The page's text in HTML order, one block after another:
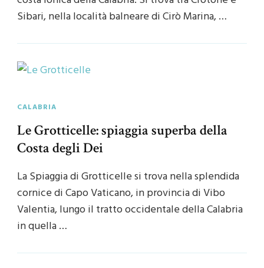
Sibari, nella località balneare di Cirò Marina, …
CALABRIA
Le Grotticelle: spiaggia superba della
Costa degli Dei
La Spiaggia di Grotticelle si trova nella splendida
cornice di Capo Vaticano, in provincia di Vibo
Valentia, lungo il tratto occidentale della Calabria
in quella …